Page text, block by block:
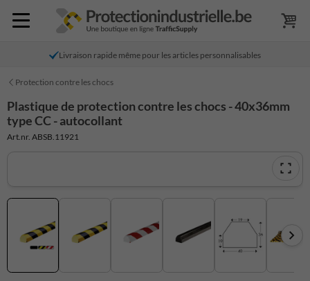
Livraison rapide même pour les articles personnalisables
Protection contre les chocs
Plastique de protection contre les chocs - 40x36mm
type CC - autocollant
Art.nr. ABSB.11921